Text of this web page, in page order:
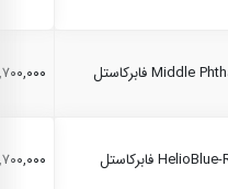
۲,۷۰۰,۰۰۰
۲,۷۰۰,۰۰۰